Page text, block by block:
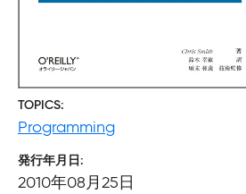
TOPICS
Programming
発行年月日
2010年08月25日